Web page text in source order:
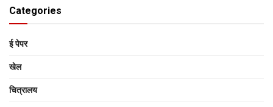
Categories
ई पेपर
खेल
चित्रालय